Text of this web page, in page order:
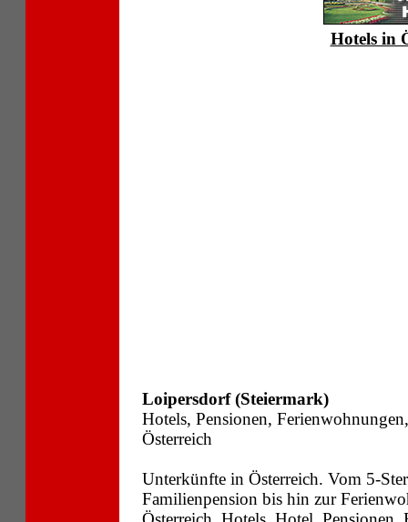
Hotels in
Loipersdorf (Steiermark)
Hotels, Pensionen,
Österreich
Unterkünfte in Österreich. Vom 5-
Familienpension bis hin zur